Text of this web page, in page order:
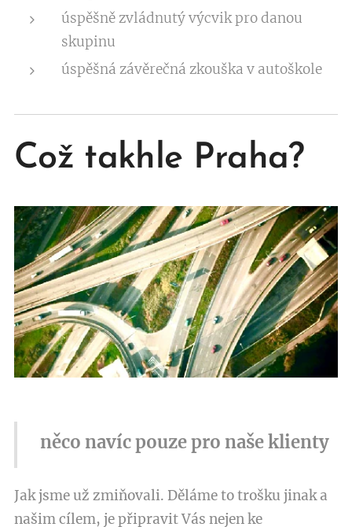
úspěšně zvládnutý výcvik pro danou
skupinu
úspěšná závěrečná zkouška v autoškole
Což takhle Praha?
něco navíc pouze pro naše klienty
Jak jsme už zmiňovali. Děláme to trošku jinak a
našim cílem, je připravit Vás nejen ke